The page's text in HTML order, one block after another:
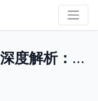
四六级雅思高频词 'Hold' 深度解析：抓住词义核心，玩转抽象表达与短语动词！